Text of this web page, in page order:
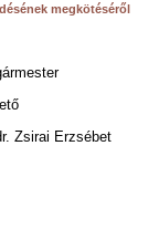
megkötéséről
Erzsébet